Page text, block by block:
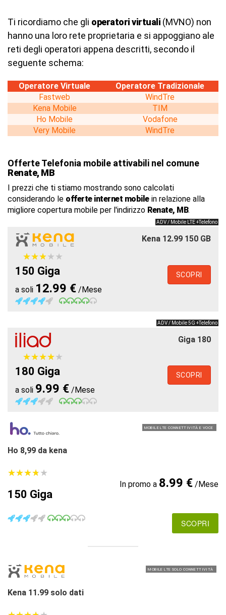
Ti ricordiamo che gli operatori virtuali (MVNO) non
hanno una loro rete proprietaria e si appoggiano ale
reti degli operatori appena descritti, secondo il
seguente schema:
Operatore Virtuale
Operatore Tradizionale
Fastweb
WindTre
Kena Mobile
TIM
Ho Mobile
Vodafone
Very Mobile
WindTre
Offerte Telefonia mobile attivabili nel comune
Renate, MB
I prezzi che ti stiamo mostrando sono calcolati
considerando le offerte internet mobilein relazione alla
migliore copertura mobile per l'indirizzo Renate, MB.
ADV / Mobile LTE +Telefono
Kena 12.99 150 GB
★★★★★
★★★★★
150 Giga
a soli 12.99 € /Mese
SCOPRI
ADV / Mobile 5G +Telefono
Giga 180
★★★★★
★★★★★
180 Giga
a soli 9.99 € /Mese
SCOPRI
MOBILE LTE CONNETTIVITÀ E VOCE
Ho 8,99 da kena
★★★★★
★★★★★
150 Giga
In promo a 8.99 €/Mese
SCOPRI
MOBILE LTE SOLO CONNETTIVITÀ
Kena 11.99 solo dati